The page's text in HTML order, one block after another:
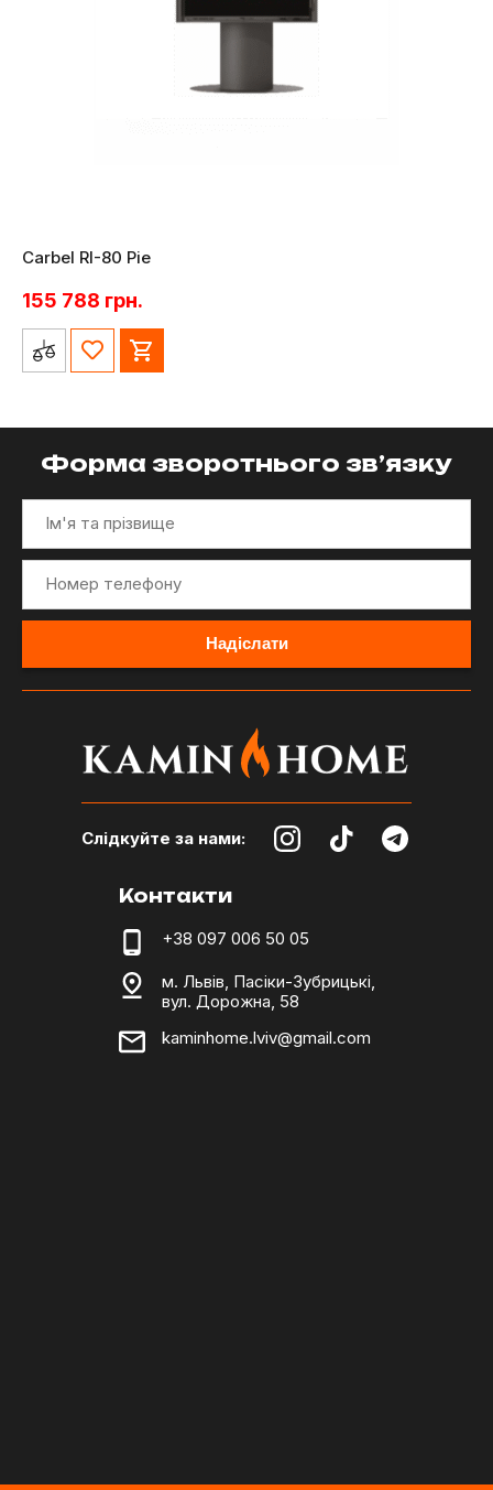
Carbel RI-80 Pie
155 788 грн.
Форма зворотнього зв’язку
Слідкуйте за нами:
Контакти
+38 097 006 50 05
м. Львів, Пасіки-Зубрицькі,
вул. Дорожна, 58
kaminhome.lviv@gmail.com